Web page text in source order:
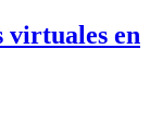
virtuales en